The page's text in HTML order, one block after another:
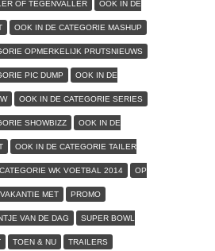
OF TEGENVALLER OOK IN DE
OOK IN DE CATEGORIE MASHUP
OPMERKELIJK PRUTSNIEUWS
PIC DUMP OOK IN DE
OOK IN DE CATEGORIE SERIES
SHOWBIZZ OOK IN DE
OOK IN DE CATEGORIE TAILER
WK VOETBAL 2014 OP
MET PROMO
VAN DE DAG SUPER BOWL
TOEN & NU TRAILERS